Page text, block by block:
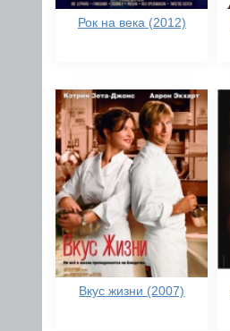
Рок на века (2012)
Вкус жизни (2007)